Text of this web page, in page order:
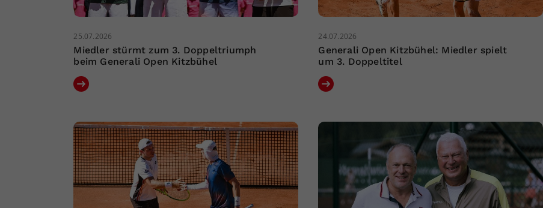
25.07.2026
Miedler stürmt zum 3. Doppeltriumph
beim Generali Open Kitzbühel
24.07.2026
Generali Open Kitzbühel: Miedler spielt
um 3. Doppeltitel